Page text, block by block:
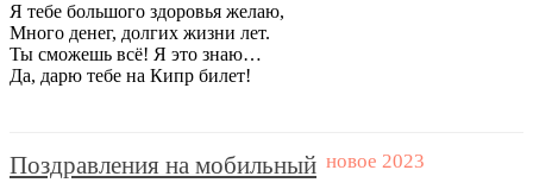
Я тебе большого здоровья желаю,
Много денег, долгих жизни лет.
Ты сможешь всё! Я это знаю…
Да, дарю тебе на Кипр билет!
Поздравления на мобильный